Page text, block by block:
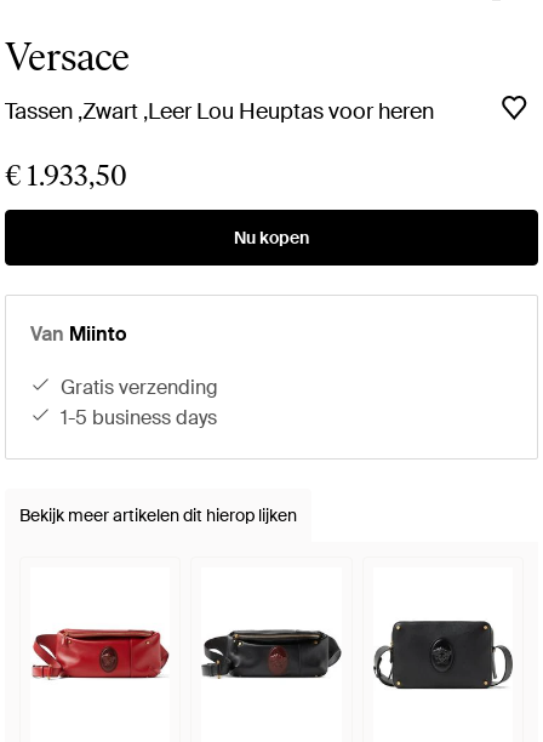
Versace
Tassen ,Zwart ,Leer Lou Heuptas voor heren
€ 1.933,50
Nu kopen
Van Miinto
gratis verzending
1-5 business days
Bekijk meer artikelen dit hierop lijken